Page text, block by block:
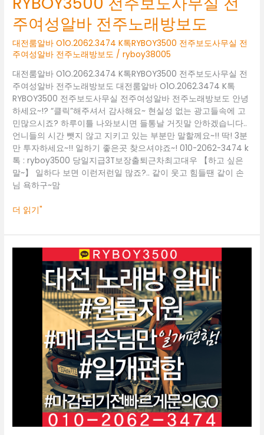
주여성알바 전주노래방보도
대전룸알바 O1O.2062.3474 K톡RYBOY3500 전주보도사무실 전
주여성알바 전주노래방보도 /ryboy38005
대전룸알바 O1O.2062.3474 K톡RYBOY3500 전주보도사무실 전
주여성알바 전주노래방보도 대전룸알바 O1O.2062.3474 K톡
RYBOY3500 전주보도사무실 전주여성알바 전주노래방보도 안녕
하세요~!? “클릭”해주셔서 감사해요~ 현실성 없는 광고들속에 고
민많으시죠? 하루이틀 나와보시면 들통날 거짓말 안하겠습니다..
언니들의 시간 뺏지 않고 지키고 있는 부분만 말할께요~!! 딱! 3분
만 투자하세요~!! 일하기 좋은곳 찾으셔야죠~! 010-2062-3474 k
톡 : ryboy3500 당일지급3T보장출퇴근차최고대우 【하고 싶은
말~】 일하다 보면 이런저런일 많죠?.. 같이 웃고 힘들땐 같이 손
님 욕하구~맘
여
성
알
바
전
주
노
래
방
보
도
더 읽기"
O1O.2062.3474
ryboy3500
알